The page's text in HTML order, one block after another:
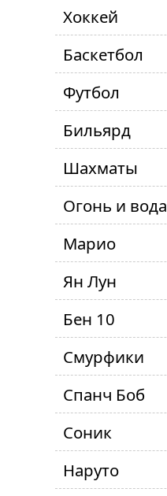
Хоккей
Баскетбол
Футбол
Бильярд
Шахматы
Огонь и вода
Марио
Ян Лун
Бен 10
Смурфики
Спанч Боб
Соник
Наруто